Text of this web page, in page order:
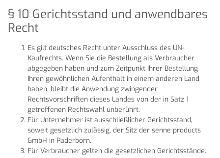
§ 10 Gerichtsstand und anwendbares
Recht
Es gilt deutsches Recht unter Ausschluss des UN-
Kaufrechts. Wenn Sie die Bestellung als Verbraucher
abgegeben haben und zum Zeitpunkt Ihrer Bestellung
Ihren gewöhnlichen Aufenthalt in einem anderen Land
haben, bleibt die Anwendung zwingender
Rechtsvorschriften dieses Landes von der in Satz 1
getroffenen Rechtswahl unberührt.
Für Unternehmer ist ausschließlicher Gerichtsstand,
soweit gesetzlich zulässig, der Sitz der senne products
GmbH in Paderborn.
Für Verbraucher gelten die gesetzlichen Gerichtsstände.